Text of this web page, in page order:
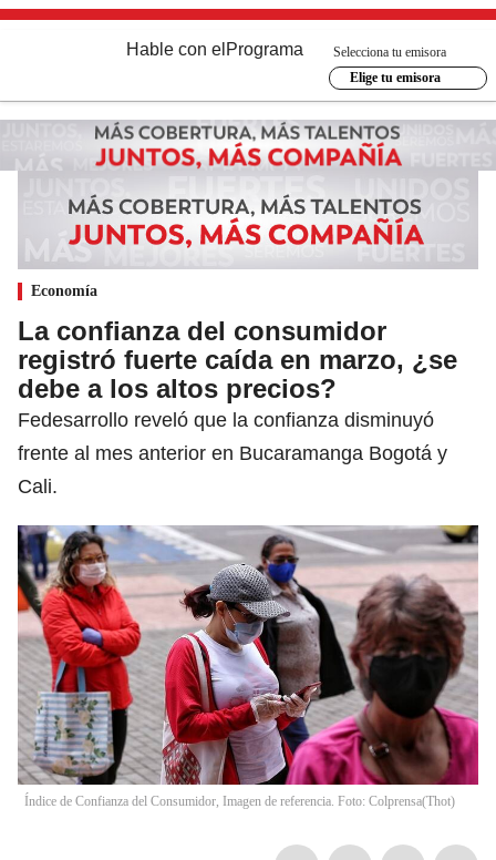
Hable con el Programa
Selecciona tu emisora
Elige tu emisora
Economía
La confianza del consumidor
registró fuerte caída en marzo, ¿se
debe a los altos precios?
Fedesarrollo reveló que la confianza disminuyó
frente al mes anterior en Bucaramanga Bogotá y
Cali.
Índice de Confianza del Consumidor, Imagen de referencia. Foto: Colprensa(Thot)